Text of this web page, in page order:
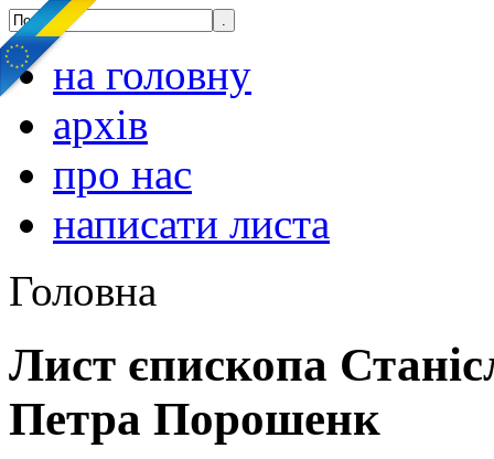
на головну
архів
про нас
написати листа
Головна
Лист єпископа
Петра Порошенк